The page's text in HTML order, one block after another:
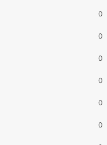
0
0
0
0
0
0